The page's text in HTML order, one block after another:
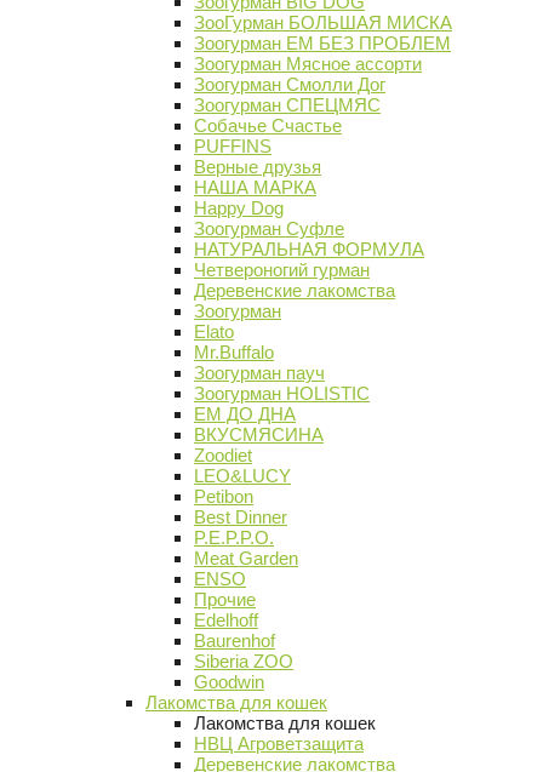
ЗооГурман БОЛЬШАЯ МИСКА
Зоогурман ЕМ БЕЗ ПРОБЛЕМ
Зоогурман Мясное ассорти
Зоогурман Смолли Дог
Зоогурман СПЕЦМЯС
Собачье Счастье
PUFFINS
Верные друзья
НАША МАРКА
Happy Dog
Зоогурман Суфле
НАТУРАЛЬНАЯ ФОРМУЛА
Четвероногий гурман
Деревенские лакомства
Зоогурман
Elato
Mr.Buffalo
Зоогурман пауч
Зоогурман HOLISTIC
ЕМ ДО ДНА
ВКУСМЯСИНА
Zoodiet
LEO&LUCY
Petibon
Best Dinner
P.E.P.P.O.
Meat Garden
ENSO
Прочие
Edelhoff
Baurenhof
Siberia ZOO
Goodwin
Лакомства для кошек
Лакомства для кошек
НВЦ Агроветзащита
Деревенские лакомства